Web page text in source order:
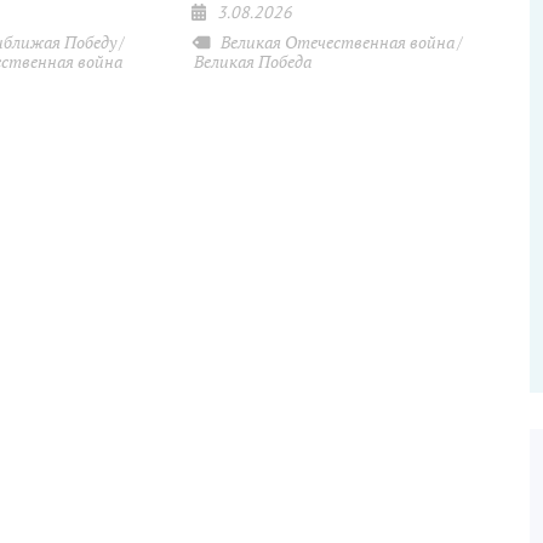
Победу
война
3.08.2026
Великая Отечественная война
Великая Победа